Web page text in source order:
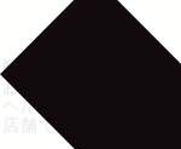
配送・返品
お手入れ方法
ヘルプ・サポート
店舗で在庫を確認